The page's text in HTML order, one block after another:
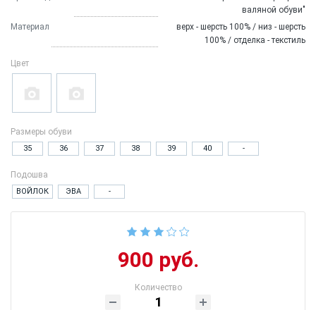
валяной обуви"
Материал
верх - шерсть 100% / низ - шерсть
100% / отделка - текстиль
Цвет
Размеры обуви
35 36 37 38 39 40 -
Подошва
ВОЙЛОК ЭВА -
900 руб.
Количество